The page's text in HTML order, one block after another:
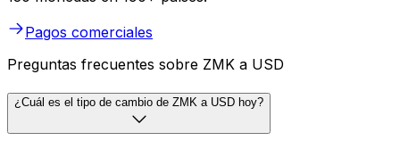
Pagos comerciales
Preguntas frecuentes sobre ZMK a USD
¿Cuál es el tipo de cambio de ZMK a USD hoy?